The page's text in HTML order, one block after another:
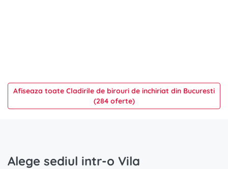
Afiseaza toate Cladirile de birouri de inchiriat din Bucuresti
(284 oferte)
Alege sediul intr-o Vila